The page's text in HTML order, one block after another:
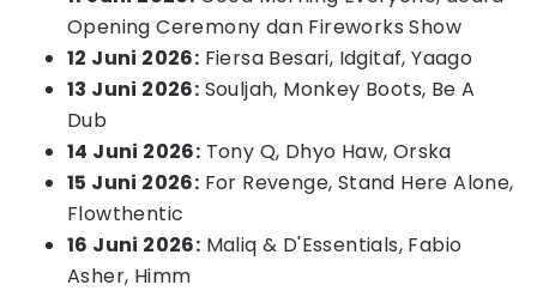
Opening Ceremony dan Fireworks Show
12 Juni 2026: Fiersa Besari, Idgitaf, Yaago
13 Juni 2026: Souljah, Monkey Boots, Be A
Dub
14 Juni 2026: Tony Q, Dhyo Haw, Orska
15 Juni 2026: For Revenge, Stand Here Alone,
Flowthentic
16 Juni 2026: Maliq & D'Essentials, Fabio
Asher, Himm